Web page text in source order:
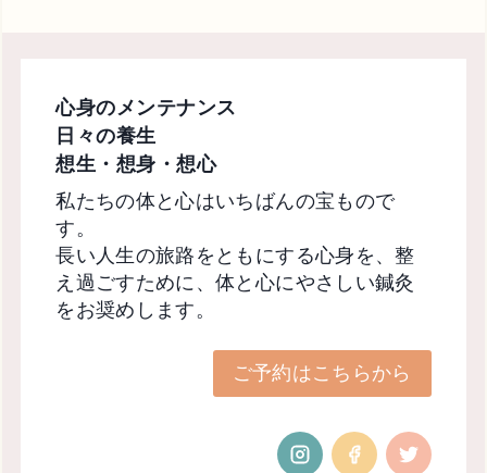
心身のメンテナンス
日々の養生
想生・想身・想心
私たちの体と心はいちばんの宝もので
す。
長い人生の旅路をともにする心身を、整
え過ごすために、体と心にやさしい鍼灸
をお奨めします。
ご予約はこちらから